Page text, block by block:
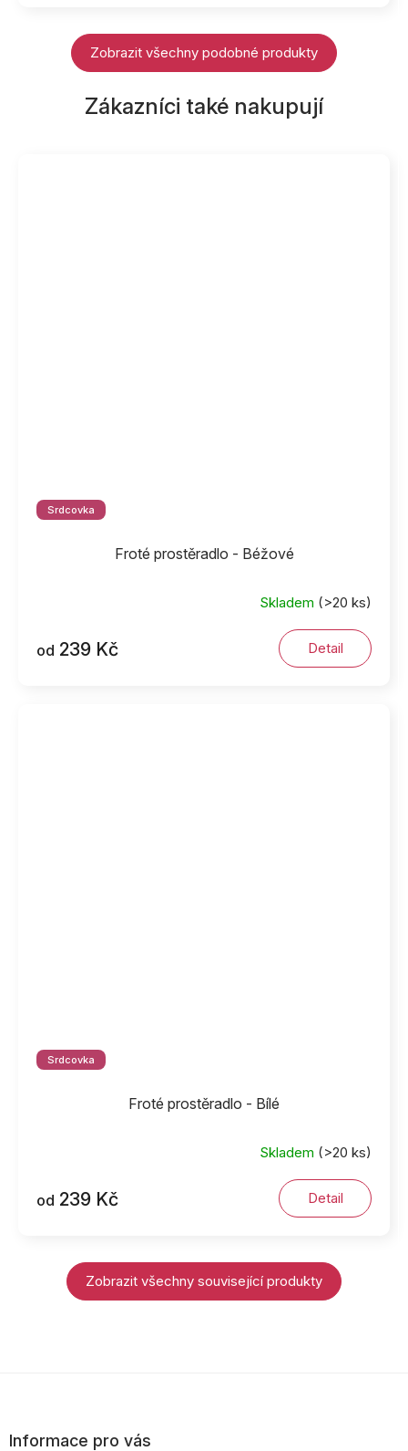
Zobrazit všechny podobné produkty
Zákazníci také nakupují
Srdcovka
Froté prostěradlo - Béžové
Skladem (>20 ks)
od 239 Kč Detail
Srdcovka
Froté prostěradlo - Bílé
Skladem (>20 ks)
od 239 Kč Detail
Zobrazit všechny související produkty
pInformace pro vás